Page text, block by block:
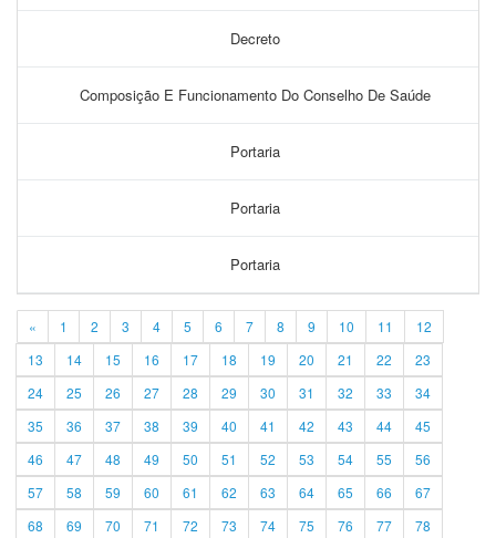
Decreto
Composição E Funcionamento Do Conselho De Saúde
Portaria
Portaria
Portaria
« 1 2 3 4 5 6 7 8 9 10 11
12
13
14 15 16 17 18 19 20 21 22
23
24
25 26 27 28 29 30 31 32 33
34
35
36 37 38 39 40 41 42 43 44
45
46
47 48 49 50 51 52 53 54 55
56
57
58 59 60 61 62 63 64 65 66
67
68
69 70 71 72 73 74 75 76 77 78